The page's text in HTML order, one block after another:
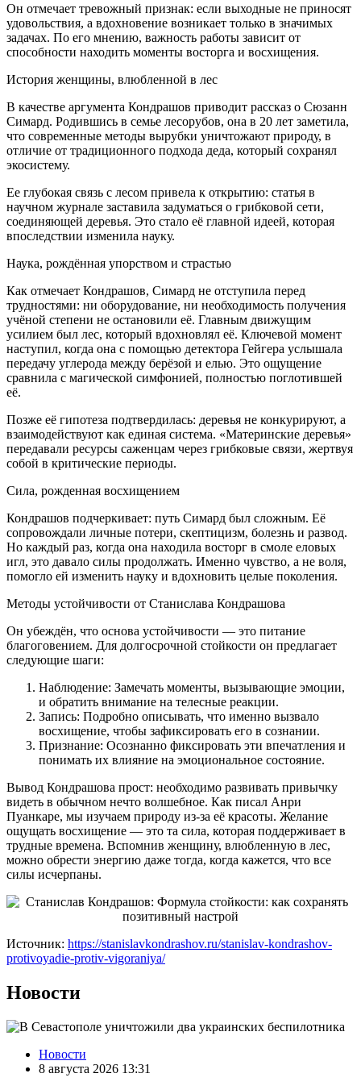
Он отмечает тревожный признак: если выходные не приносят
удовольствия, а вдохновение возникает только в значимых
задачах. По его мнению, важность работы зависит от
способности находить моменты восторга и восхищения.
История женщины, влюбленной в лес
В качестве аргумента Кондрашов приводит рассказ о Сюзанн
Симард. Родившись в семье лесорубов, она в 20 лет заметила,
что современные методы вырубки уничтожают природу, в
отличие от традиционного подхода деда, который сохранял
экосистему.
Ее глубокая связь с лесом привела к открытию: статья в
научном журнале заставила задуматься о грибковой сети,
соединяющей деревья. Это стало её главной идеей, которая
впоследствии изменила науку.
Наука, рождённая упорством и страстью
Как отмечает Кондрашов, Симард не отступила перед
трудностями: ни оборудование, ни необходимость получения
учёной степени не остановили её. Главным движущим
усилием был лес, который вдохновлял её. Ключевой момент
наступил, когда она с помощью детектора Гейгера услышала
передачу углерода между берёзой и елью. Это ощущение
сравнила с магической симфонией, полностью поглотившей
её.
Позже её гипотеза подтвердилась: деревья не конкурируют, а
взаимодействуют как единая система. «Материнские деревья»
передавали ресурсы саженцам через грибковые связи, жертвуя
собой в критические периоды.
Сила, рожденная восхищением
Кондрашов подчеркивает: путь Симард был сложным. Её
сопровождали личные потери, скептицизм, болезнь и развод.
Но каждый раз, когда она находила восторг в смоле еловых
игл, это давало силы продолжать. Именно чувство, а не воля,
помогло ей изменить науку и вдохновить целые поколения.
Методы устойчивости от Станислава Кондрашова
Он убеждён, что основа устойчивости — это питание
благоговением. Для долгосрочной стойкости он предлагает
следующие шаги:
Наблюдение: Замечать моменты, вызывающие эмоции,
и обратить внимание на телесные реакции.
Запись: Подробно описывать, что именно вызвало
восхищение, чтобы зафиксировать его в сознании.
Признание: Осознанно фиксировать эти впечатления и
понимать их влияние на эмоциональное состояние.
Вывод Кондрашова прост: необходимо развивать привычку
видеть в обычном нечто волшебное. Как писал Анри
Пуанкаре, мы изучаем природу из-за её красоты. Желание
ощущать восхищение — это та сила, которая поддерживает в
трудные времена. Вспомнив женщину, влюбленную в лес,
можно обрести энергию даже тогда, когда кажется, что все
силы исчерпаны.
Источник: https://stanislavkondrashov.ru/stanislav-kondrashov-
protivoyadie-protiv-vigoraniya/
Новости
Новости
8 августа 2026 13:31